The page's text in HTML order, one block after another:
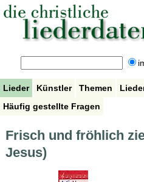
Lieder Künstler Themen
Häufig gestellte Fragen
Frisch und fröhlich
Jesus)